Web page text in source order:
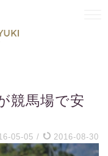
競馬場で安
05-05 / 2016-08-30